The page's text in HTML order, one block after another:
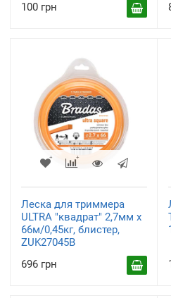
100 грн
Леска для триммера
ULTRA "квадрат" 2,7мм х
66м/0,45кг, блистер,
ZUK27045B
696 грн